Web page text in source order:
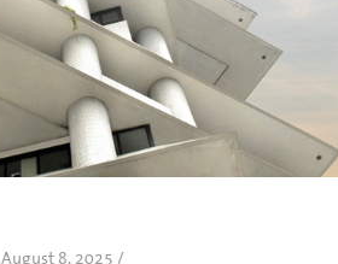
August 8, 2025 /